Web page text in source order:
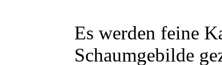
Es werden feine
Schaumgebilde